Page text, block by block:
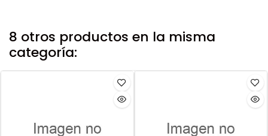
8 otros productos en la misma
categoría: